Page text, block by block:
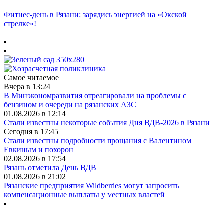
Фитнес‑день в Рязани: зарядись энергией на «Окской
стрелке»!
Самое читаемое
Вчера в 13:24
В Минэкономразвития отреагировали на проблемы с
бензином и очереди на рязанских АЗС
01.08.2026 в 12:14
Стали известны некоторые события Дня ВДВ-2026 в Рязани
Сегодня в 17:45
Стали известны подробности прощания с Валентином
Евкиным и похорон
02.08.2026 в 17:54
Рязань отметила День ВДВ
01.08.2026 в 21:02
Рязанские предприятия Wildberries могут запросить
компенсационные выплаты у местных властей